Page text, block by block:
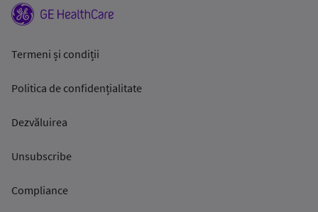
Termeni și condiții
Politica de confidențialitate
Dezvăluirea
Unsubscribe
Compliance